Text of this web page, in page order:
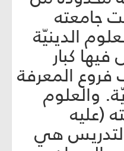
جامعته
الدينيّة
فيها كبار
فروع المعرفة
والعلوم
(عليه
هي